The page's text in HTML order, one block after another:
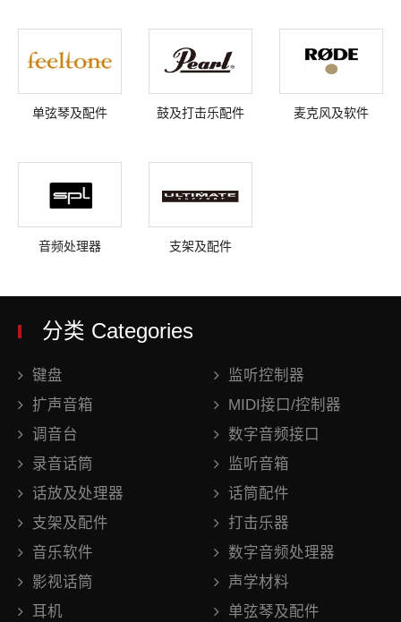
单弦琴及配件 鼓及打击乐配件 麦克风及软件
音频处理器 支架及配件
分类 Categories
键盘
监听控制器
扩声音箱
MIDI接口/控制器
调音台
数字音频接口
录音话筒
监听音箱
话放及处理器
话筒配件
支架及配件
打击乐器
音乐软件
数字音频处理器
影视话筒
声学材料
耳机
单弦琴及配件